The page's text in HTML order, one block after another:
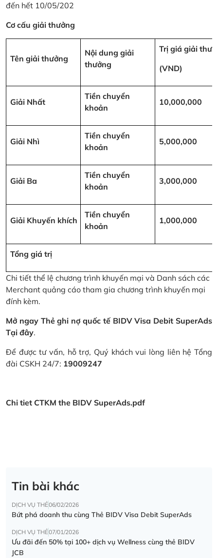
đến hết 10/05/202
Cơ cấu giải thưởng
Tên giải thưởng
Nội dung giải
thưởng
Trị giá giải
(VND)
Giải Nhất
Tiền chuyển
khoản
10,000,000
Giải Nhì
Tiền chuyển
khoản
5,000,000
Giải Ba
Tiền chuyển
khoản
3,000,000
Giải Khuyến khích
Tiền chuyển
khoản
1,000,000
Tổng giá trị
Chi tiết thể lệ chương trình khuyến mại và Danh sách các
Merchant quảng cáo tham gia chương trình khuyến mại
đính kèm.
Mở ngay Thẻ ghi nợ quốc tế BIDV Visa Debit SuperAds
Tại đây.
Để được tư vấn, hỗ trợ, Quý khách vui lòng liên hệ Tổng
đài CSKH 24/7: 19009247
Chi tiet CTKM the BIDV SuperAds.pdf
Tin bài khác
DỊCH VỤ THẺ06/02/2026
Bứt phá doanh thu cùng Thẻ BIDV Visa Debit SuperAds
DỊCH VỤ THẺ07/01/2026
Ưu đãi đến 50% tại 100+ dịch vụ Wellness cùng thẻ BIDV
JCB